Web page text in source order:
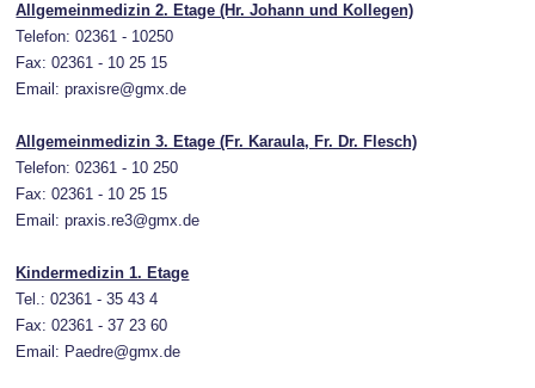
Allgemeinmedizin 2. Etage (Hr. Johann und Kollegen)
Telefon: 02361 - 10250
Fax: 02361 - 10 25 15
Email: praxisre@gmx.de
Allgemeinmedizin 3. Etage (Fr. Karaula, Fr. Dr. Flesch)
Telefon: 02361 - 10 250
Fax: 02361 - 10 25 15
Email: praxis.re3@gmx.de
Kindermedizin 1. Etage
Tel.: 02361 - 35 43 4
Fax: 02361 - 37 23 60
Email: Paedre@gmx.de